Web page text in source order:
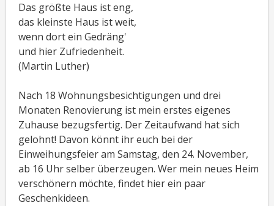
Das größte Haus ist eng,
das kleinste Haus ist weit,
wenn dort ein Gedräng'
und hier Zufriedenheit.
(Martin Luther)
Nach 18 Wohnungsbesichtigungen und drei
Monaten Renovierung ist mein erstes eigenes
Zuhause bezugsfertig. Der Zeitaufwand hat sich
gelohnt! Davon könnt ihr euch bei der
Einweihungsfeier am Samstag, den 24. November,
ab 16 Uhr selber überzeugen. Wer mein neues Heim
verschönern möchte, findet hier ein paar
Geschenkideen.